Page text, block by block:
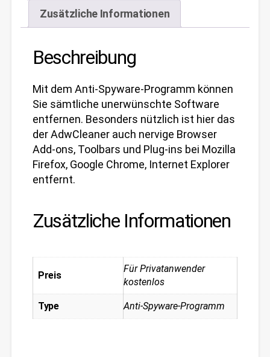
Zusätzliche Informationen
Beschreibung
Mit dem Anti-Spyware-Programm können
Sie sämtliche unerwünschte Software
entfernen. Besonders nützlich ist hier das
der AdwCleaner auch nervige Browser
Add-ons, Toolbars und Plug-ins bei Mozilla
Firefox, Google Chrome, Internet Explorer
entfernt.
Zusätzliche Informationen
Preis
Für Privatanwender
kostenlos
Type Anti-Spyware-Programm